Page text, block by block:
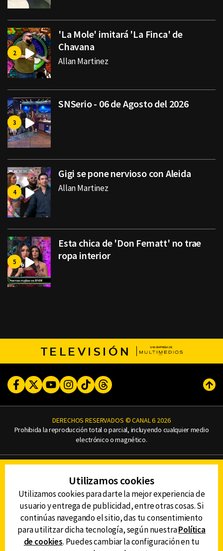
'La Mole' imitará 'La Finca' de
Chavana
Allan Martinez
SNSerio - 06 de Agosto del 2026
Gigi se pone nervioso con Aleida
Allan Martinez
Esta chica de 'Don Fematt' no trae
ropa interior
TELEVISIÓN
FacebookTwitterYoutubeInstagram
TikTokThreads
DERECHOS RESERVADOS © CANAL 6 2026
Prohibida la reproducción total o parcial, incluyendo cualquier medio
electrónico o magnético.
AVISO DE PRIVACIDAD
AVISO LEGAL
DEFENSORÍA DE LAS AUDIENCIAS
DESCARGA LA APP DE CANAL 6
Utilizamos cookies
Utilizamos cookies para darte la mejor experiencia de
usuario y entrega de publicidad, entre otras cosas. Si
continúas navegando el sitio, das tu consentimiento
para utilitzar dicha tecnología, según nuestraPolítica
de cookies. Puedes cambiar la configuración en tu